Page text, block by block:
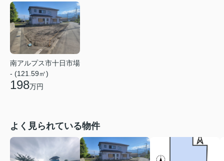
南アルプス市十日市場
- (121.59㎡)
198万円
よく見られている物件